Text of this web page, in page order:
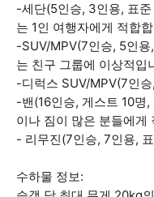
-세단(5인승, 3인용, 표
는 1인 여행자에게 적합
-SUV/MPV(7인승, 5인
는 친구 그룹에 이상적입
-디럭스 SUV/MPV(7인
-밴(16인승, 게스트 10명
이나 짐이 많은 분들에게
- 리무진(7인승, 7인용,
수하물 정보: